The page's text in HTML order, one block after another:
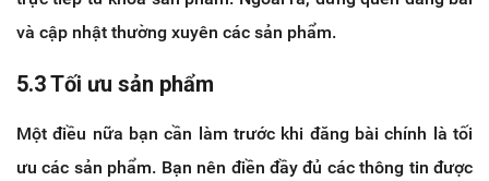
và cập nhật thường xuyên các sản phẩm.
5.3 Tối ưu sản phẩm
Một điều nữa bạn cần làm trước khi đăng bài chính là tối
ưu các sản phẩm. Bạn nên điền đầy đủ các thông tin được